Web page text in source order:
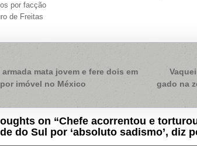
por facção
de Freitas
gado na
mata jovem e fere dois em
imóvel no México
on “Chefe acorrentou e
do Sul por ‘absoluto sadismo’, diz